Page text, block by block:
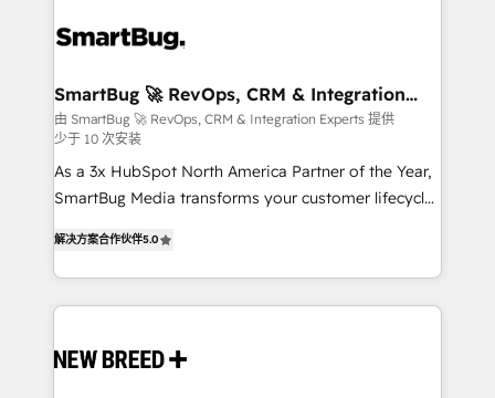
accreditations
stalling growth. Fix your ICP, Math, and Story to stop
Scalable Architecture: Zero-technical-debt setup
across all Hubs, validated by our 7 HubSpot
Accreditations. AI-Powered RevOps: Breeze AI,
custom AI agents, and high-integrity migrations for
total reporting clarity. Security & Compliance: SOC 2
security. 🏆 Why Bluleadz? GTM OS Partner | 16+
Years Experience | 1,000+ Five-Star Reviews
SmartBug 🚀 RevOps, CRM & Integration
Experts
由 SmartBug 🚀 RevOps, CRM & Integration Experts 提供
少于 10 次安装
As a 3x HubSpot North America Partner of the Year,
SmartBug Media transforms your customer lifecycle
includes specialized divisions Globalia (AI &
Software) and Point Success Media (Paid Media),
making this the official home for all three brands. 🔄
and system integrations powered by Globalia’s
解决方案合作伙伴5.0